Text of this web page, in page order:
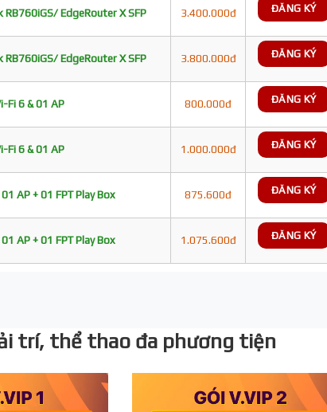
EdgeRouter X SFP 3.400.000đ ĐĂNG KÝ
EdgeRouter X SFP 3.800.000đ ĐĂNG KÝ
Fi 6 & 01 AP 800.000đ ĐĂNG KÝ
Fi 6 & 01 AP 1.000.000đ ĐĂNG KÝ
AP + 01 FPT Play Box 875.600đ ĐĂNG KÝ
AP + 01 FPT Play Box 1.075.600đ ĐĂNG KÝ
trí, thể thao đa phương tiện